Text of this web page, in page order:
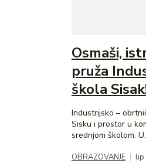
Osmaši,
pruža
škola
Industrijsko –
Sisku i prostor u
srednjom školom.
OBRAZOVANJE lip